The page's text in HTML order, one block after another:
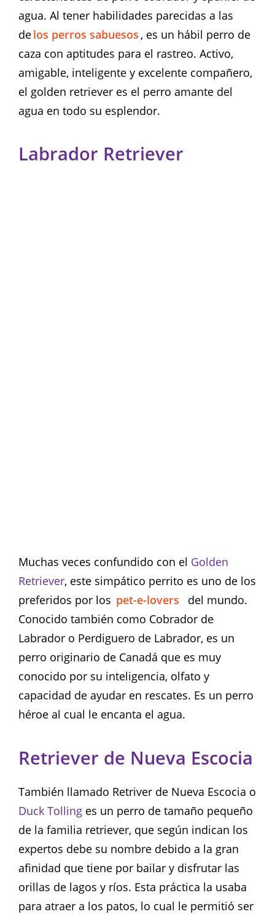
agua. Al tener habilidades parecidas a las
delos perros sabuesos , es un hábil perro de
caza con aptitudes para el rastreo. Activo,
amigable, inteligente y excelente compañero,
el golden retriever es el perro amante del
agua en todo su esplendor.
Labrador Retriever
Muchas veces confundido con el Golden
Retriever, este simpático perrito es uno de los
preferidos por los pet-e-lovers
del mundo.
Conocido también como Cobrador de
Labrador ​o Perdiguero de Labrador, es un
perro originario de Canadá que es muy
conocido por su inteligencia, olfato y
capacidad de ayudar en rescates. Es un perro
héroe al cual le encanta el agua.
Retriever de Nueva Escocia
También llamado Retriver de Nueva Escocia o
Duck Tolling es un perro de tamaño pequeño
de la familia retriever, que según indican los
expertos debe su nombre debido a la gran
afinidad que tiene por bailar y disfrutar las
orillas de lagos y ríos. Esta práctica la usaba
para atraer a los patos, lo cual le permitió ser